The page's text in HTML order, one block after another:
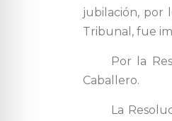
jubilación, por
Tribunal, fue
Por la
Caballero.
La